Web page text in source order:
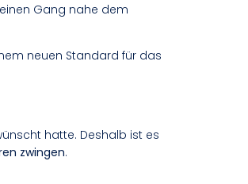
Gang nahe dem
neuen Standard für das
hatte. Deshalb ist es
zwingen.